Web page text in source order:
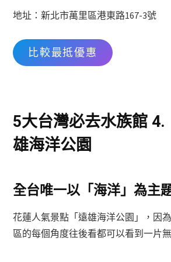
地址：新北市萬里區港東路167-3號
比較最抵優惠
5大台灣必去水族館 4.
雄海洋公園
全台唯一以「海洋」為主
花蓮人氣景點「遠雄海洋公園」，因
區的每個角度往後看都可以看到一片